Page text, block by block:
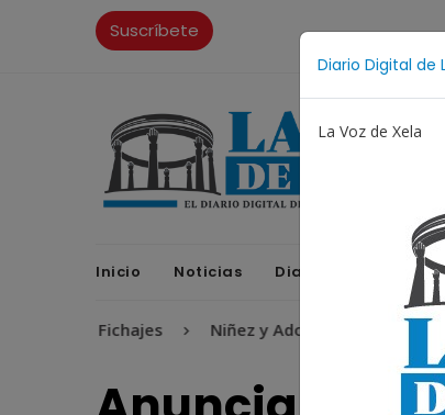
Diario Digital de
La Voz de Xela
Suscríbete
Inicio Noticias Diario Digital
Fichajes Niñez y Adolescencia Estafa